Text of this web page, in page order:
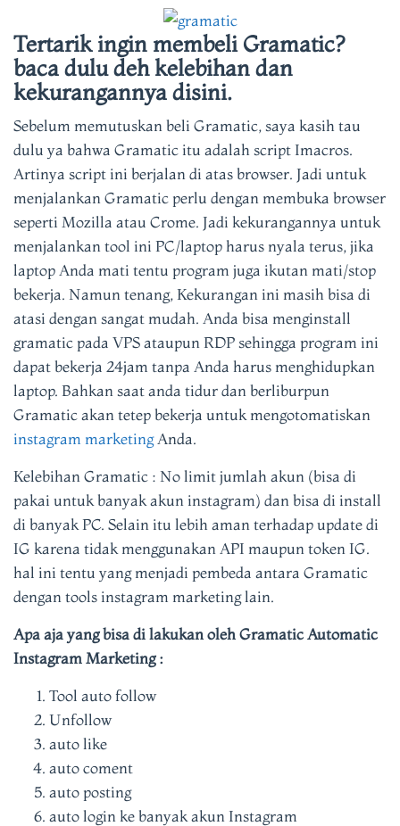
Tertarik ingin membeli Gramatic?
baca dulu deh kelebihan dan
kekurangannya disini.
Sebelum memutuskan beli Gramatic, saya kasih tau
dulu ya bahwa Gramatic itu adalah script Imacros.
Artinya script ini berjalan di atas browser. Jadi untuk
menjalankan Gramatic perlu dengan membuka browser
seperti Mozilla atau Crome. Jadi kekurangannya untuk
menjalankan tool ini PC/laptop harus nyala terus, jika
laptop Anda mati tentu program juga ikutan mati/stop
bekerja. Namun tenang, Kekurangan ini masih bisa di
atasi dengan sangat mudah. Anda bisa menginstall
gramatic pada VPS ataupun RDP sehingga program ini
dapat bekerja 24jam tanpa Anda harus menghidupkan
laptop. Bahkan saat anda tidur dan berliburpun
Gramatic akan tetep bekerja untuk mengotomatiskan
instagram marketingAnda.
Kelebihan Gramatic : No limit jumlah akun (bisa di
pakai untuk banyak akun instagram) dan bisa di install
di banyak PC. Selain itu lebih aman terhadap update di
IG karena tidak menggunakan API maupun token IG.
hal ini tentu yang menjadi pembeda antara Gramatic
dengan tools instagram marketing lain.
Apa aja yang bisa di lakukan olehGramatic Automatic
Instagram Marketing :
Tool auto follow
Unfollow
auto like
auto coment
auto posting
auto login ke banyak akun Instagram